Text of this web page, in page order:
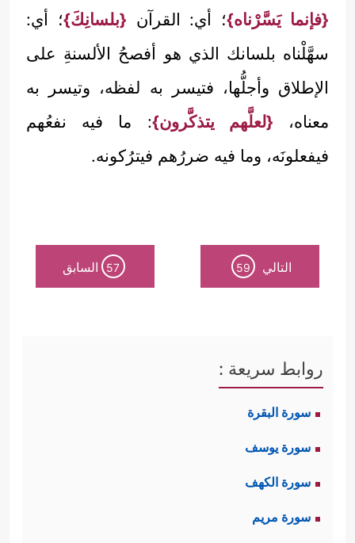
{فإنما يَسَّرْناه}؛ أي: القرآن {بلسانِكَ}؛ أي:
سهَّلْناه بلسانك الذي هو أفصحُ الألسنةِ على
الإطلاق وأجلُّها، فتيسر به لفظه، وتيسر به
معناه، {لعلَّهم يتذكَّرون}: ما فيه نفعُهم
فيفعلونَه، وما فيه ضررُهم فيترُكونه.
التالي 59
57 السابق
روابط سريعة :
سورة البقرة
سورة يوسف
سورة الكهف
سورة مريم